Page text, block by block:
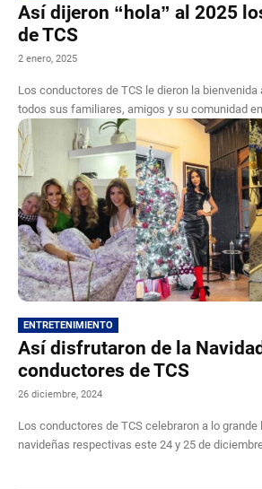
Así dijeron “hola” al 2025
de TCS
2 enero, 2025
Los conductores de TCS le dieron la bienvenida
todos sus familiares, amigos y su comunidad
ENTRETENIMIENTO
Así disfrutaron de la
conductores de TCS
26 diciembre, 2024
Los conductores de TCS celebraron a lo
navideñas respectivas este 24 y 25 de